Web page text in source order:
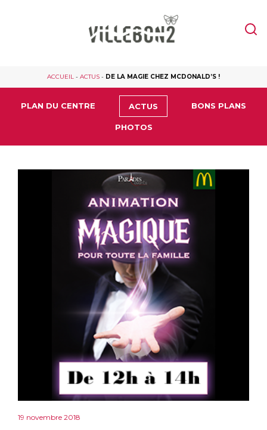
ACCUEIL - ACTUS - DE LA MAGIE CHEZ MCDONALD’S !
PLAN DU CENTRE ACTUS BONS PLANS
PHOTOS
19 novembre 2018